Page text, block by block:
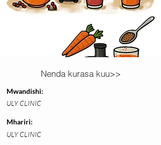
Nenda kurasa kuu>>
Mwandishi:
ULY CLINIC
Mhariri:
ULY CLINIC